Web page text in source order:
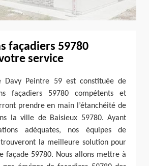
façadiers 59780
service
Davy Peintre 59 est constituée de
façadiers 59780 compétents et
prendre en main l’étanchéité de
la ville de Baisieux 59780. Ayant
adéquates, nos équipes de
la meilleure solution pour
façade 59780. Nous allons mettre à